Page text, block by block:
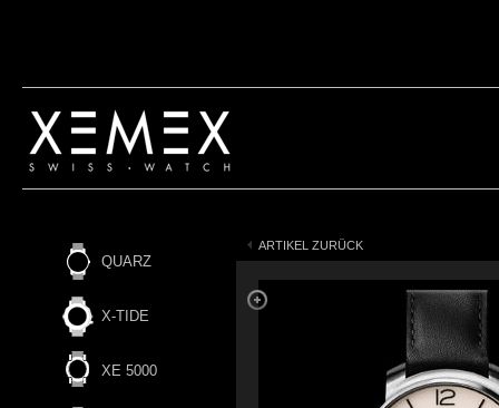
QUARZ
X-TIDE
XE 5000
ARTIKEL ZURÜCK